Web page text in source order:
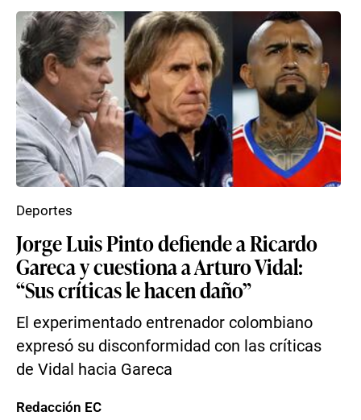
Jorge Luis Pinto defiende a Ricardo
Gareca y cuestiona a Arturo Vidal:
“Sus críticas le hacen daño”
El experimentado entrenador colombiano
expresó su disconformidad con las críticas
de Vidal hacia Gareca
Deportes
Redacción EC